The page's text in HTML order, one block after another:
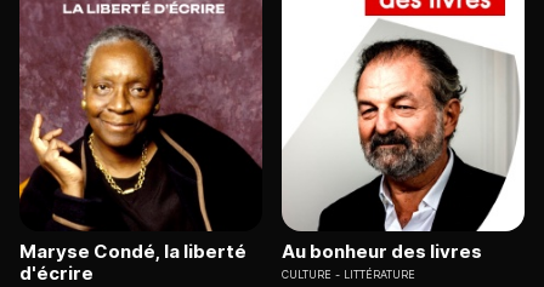
Maryse Condé, la liberté
d'écrire
Au bonheur des livres
CULTURE LITTÉRATURE